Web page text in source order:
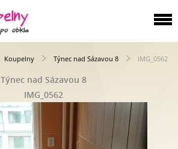
Koupelny Týnec nad Sázavou 8 IMG_0562
Týnec nad Sázavou 8
IMG_0562